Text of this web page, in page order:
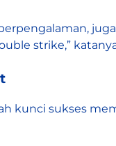
strike,”
kunci sukses